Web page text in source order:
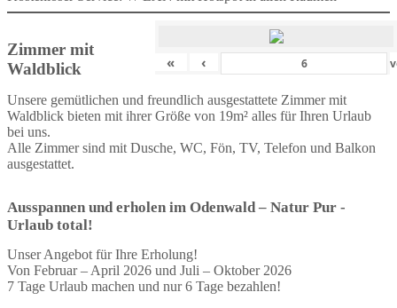
« ‹
Zimmer mit
Waldblick
Unsere gemütlichen und freundlich ausgestattete Zimmer mit
Waldblick bieten mit ihrer Größe von 19m² alles für Ihren Urlaub
bei uns.
Alle Zimmer sind mit Dusche, WC, Fön, TV, Telefon und Balkon
ausgestattet.
Ausspannen und erholen im Odenwald – Natur Pur -
Urlaub total!
Unser Angebot für Ihre Erholung!
Von Februar – April 2026 und Juli – Oktober 2026
7 Tage Urlaub machen und nur 6 Tage bezahlen!